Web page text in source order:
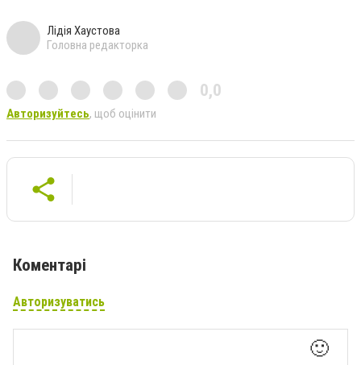
Лідія Хаустова
Головна редакторка
0,0
Авторизуйтесь, щоб оцінити
Коментарі
Авторизуватись
🙂